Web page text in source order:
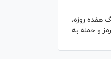
هفده روزه،
و حمله به